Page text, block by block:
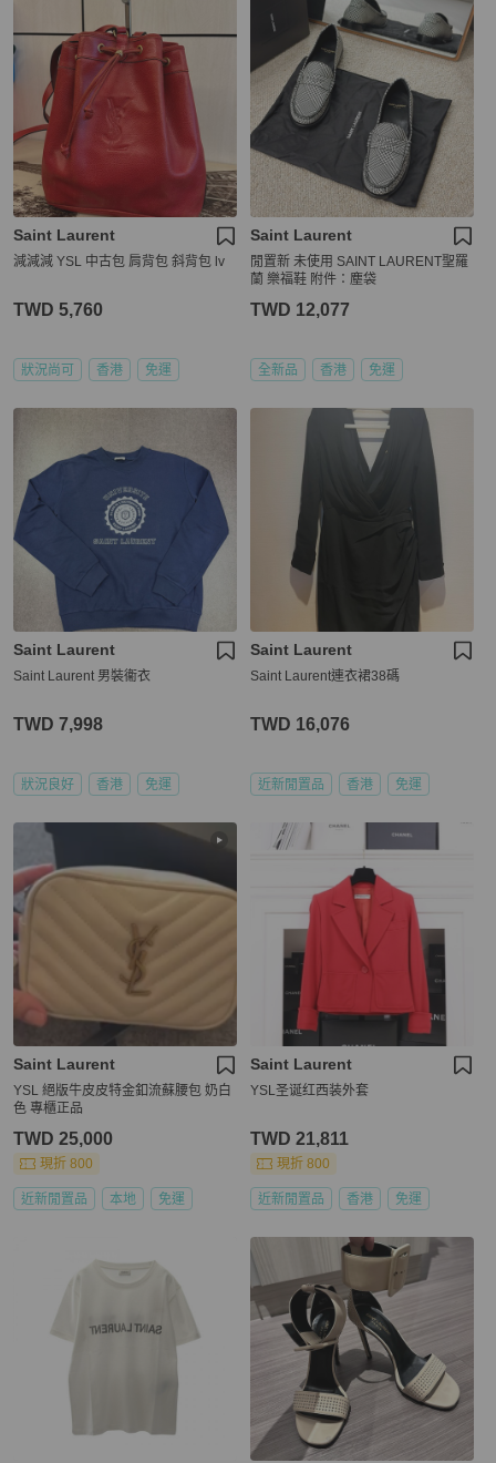
Saint Laurent
減減減 YSL 中古包 肩背包 斜背包 lv
TWD 5,760
狀況尚可 香港 免運
Saint Laurent
閒置新 未使用 SAINT LAURENT聖羅
蘭 樂福鞋 附件：塵袋
TWD 12,077
全新品 香港 免運
Saint Laurent
Saint Laurent 男裝衞衣
TWD 7,998
狀況良好 香港 免運
Saint Laurent
Saint Laurent連衣裙38碼
TWD 16,076
近新閒置品 香港 免運
Saint Laurent
YSL 絕版牛皮皮特金釦流蘇腰包 奶白
色 專櫃正品
TWD 25,000
現折 800
近新閒置品 本地 免運
Saint Laurent
YSL圣诞红西装外套
TWD 21,811
現折 800
近新閒置品 香港 免運